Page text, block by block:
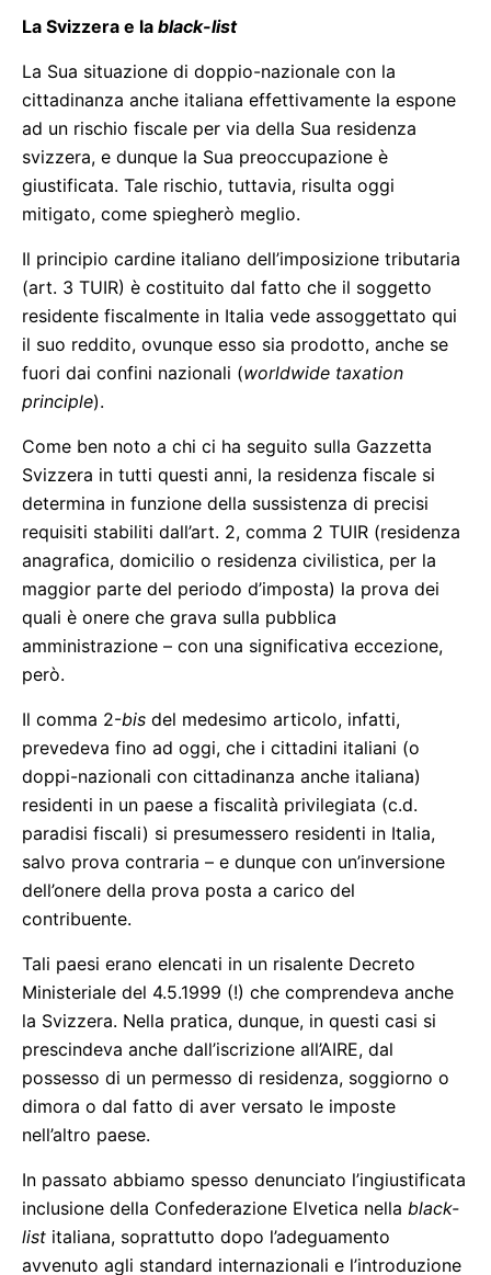
La Svizzera e la black-list
La Sua situazione di doppio-nazionale con la
cittadinanza anche italiana effettivamente la espone
ad un rischio fiscale per via della Sua residenza
svizzera, e dunque la Sua preoccupazione è
giustificata. Tale rischio, tuttavia, risulta oggi
mitigato, come spiegherò meglio.
Il principio cardine italiano dell’imposizione tributaria
(art. 3 TUIR) è costituito dal fatto che il soggetto
residente fiscalmente in Italia vede assoggettato qui
il suo reddito, ovunque esso sia prodotto, anche se
fuori dai confini nazionali (worldwide taxation
principle).
Come ben noto a chi ci ha seguito sulla Gazzetta
Svizzera in tutti questi anni, la residenza fiscale si
determina in funzione della sussistenza di precisi
requisiti stabiliti dall’art. 2, comma 2 TUIR (residenza
anagrafica, domicilio o residenza civilistica, per la
maggior parte del periodo d’imposta) la prova dei
quali è onere che grava sulla pubblica
amministrazione – con una significativa eccezione,
però.
Il comma 2-bis del medesimo articolo, infatti,
prevedeva fino ad oggi, che i cittadini italiani (o
doppi-nazionali con cittadinanza anche italiana)
residenti in un paese a fiscalità privilegiata (c.d.
paradisi fiscali) si presumessero residenti in Italia,
salvo prova contraria – e dunque con un’inversione
dell’onere della prova posta a carico del
contribuente.
Tali paesi erano elencati in un risalente Decreto
Ministeriale del 4.5.1999 (!) che comprendeva anche
la Svizzera. Nella pratica, dunque, in questi casi si
prescindeva anche dall’iscrizione all’AIRE, dal
possesso di un permesso di residenza, soggiorno o
dimora o dal fatto di aver versato le imposte
nell’altro paese.
In passato abbiamo spesso denunciato l’ingiustificata
inclusione della Confederazione Elvetica nella black-
list italiana, soprattutto dopo l’adeguamento
avvenuto agli standard internazionali e l’introduzione